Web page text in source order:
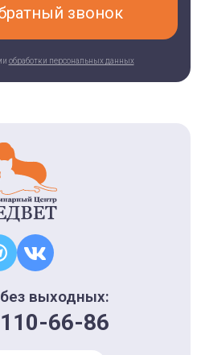
звонок
обработки персональных данных
выходных:
66-86